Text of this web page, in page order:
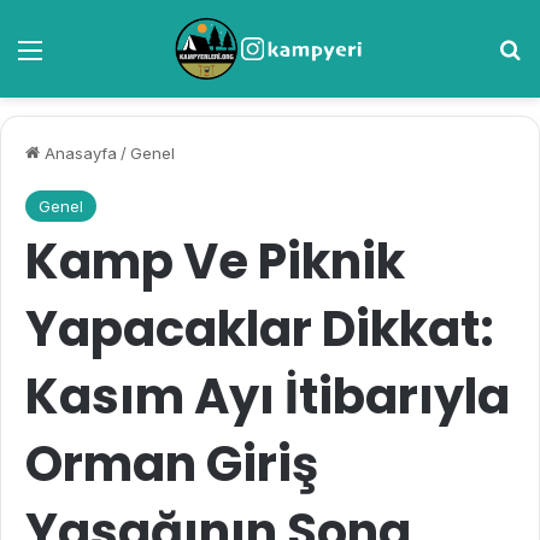
Anasayfa / Genel
Genel
Kamp Ve Piknik
Yapacaklar Dikkat:
Kasım Ayı İtibarıyla
Orman Giriş